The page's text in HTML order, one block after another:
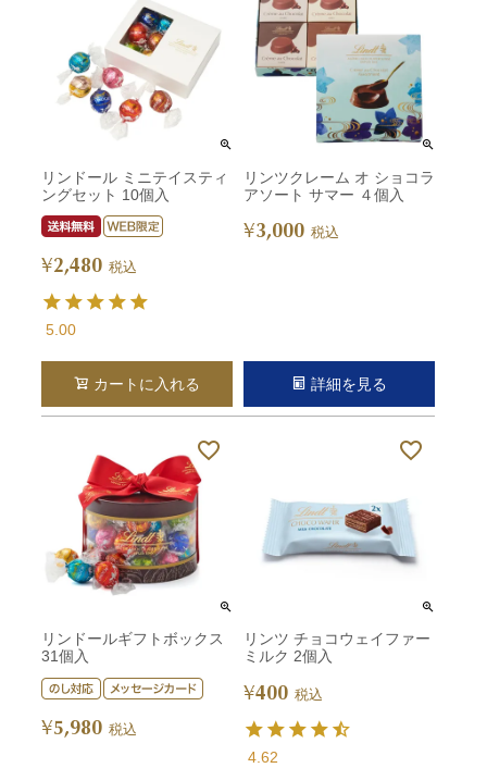
リンドール ミニテイスティ
ングセット 10個入
¥2,480 税込
5.00
カートに入れる
リンツクレーム オ ショコラ
アソート サマー ４個入
¥3,000 税込
詳細を見る
リンドールギフトボックス
31個入
¥5,980 税込
リンツ チョコウェイファー
ミルク 2個入
¥400 税込
4.62